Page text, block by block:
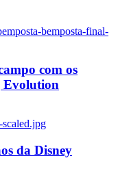
bemposta-final-
com os
Evolution
da Disney